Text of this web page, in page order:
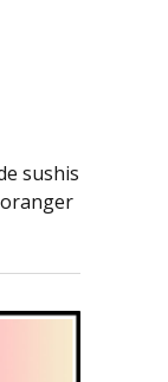
sushis